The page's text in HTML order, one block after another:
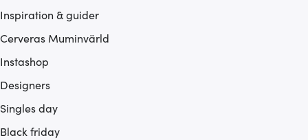
Inspiration & guider
Cerveras Muminvärld
Instashop
Designers
Singles day
Black friday